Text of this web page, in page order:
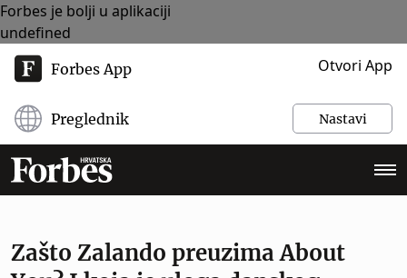
Forbes je bolji u aplikaciji
undefined
Forbes App Otvori App
Preglednik Nastavi
Zašto Zalando preuzima About